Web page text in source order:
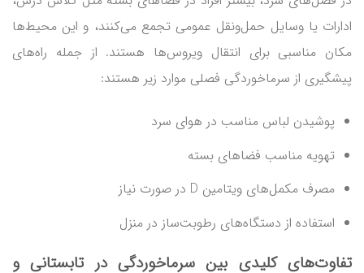
ادارات یا وسایل حمل‌ونقل عمومی تجمع می‌کنند، و این محیط‌ها
مکان مناسبی برای انتقال ویروس‌ها هستند. از جمله راه‌های
پیشگیری از سرماخوردگی فصلی موارد زیر هستند:
پوشیدن لباس مناسب در هوای سرد
تهویه مناسب فضاهای بسته
مصرف مکمل‌های ویتامین D در صورت نیاز
استفاده از دستگاه‌های رطوبت‌ساز در منزل
تفاوت‌های کلیدی بین سرماخوردگی در تابستانی و